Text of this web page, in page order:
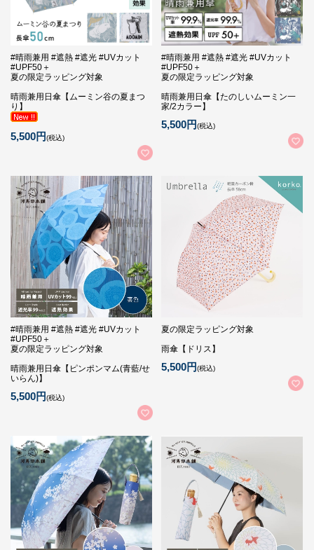
#晴雨兼用 #遮熱 #遮光 #UVカット
#UPF50＋
夏の限定ラッピング対象
晴雨兼用日傘【ムーミン谷の夏まつ
り】
5,500円(税込)
#晴雨兼用 #遮熱 #遮光 #UVカット
#UPF50＋
夏の限定ラッピング対象
晴雨兼用日傘【たのしいムーミン一
家/2カラー】
5,500円(税込)
#晴雨兼用 #遮熱 #遮光 #UVカット
#UPF50＋
夏の限定ラッピング対象
晴雨兼用日傘【ピンポンマム(青藍/せ
いらん)】
5,500円(税込)
夏の限定ラッピング対象
雨傘【ドリス】
5,500円(税込)